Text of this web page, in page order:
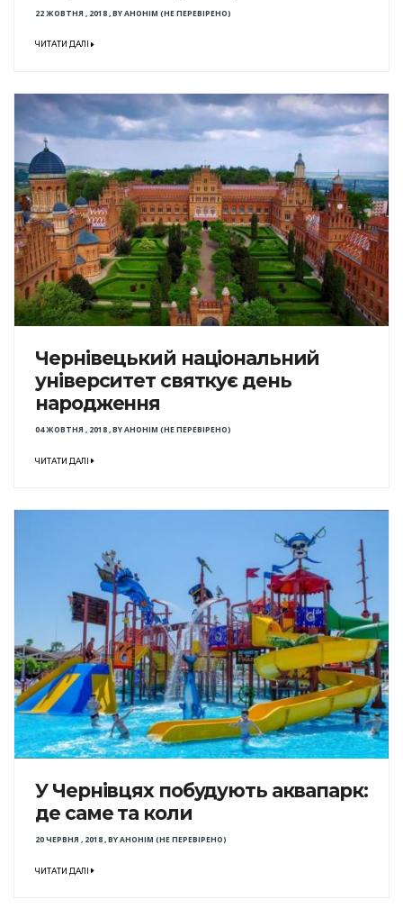
22 ЖОВТНЯ , 2018,BYАНОНІМ (НЕ ПЕРЕВІРЕНО)
ЧИТАТИ ДАЛІ
Чернівецький національний
університет святкує день
народження
04 ЖОВТНЯ , 2018,BYАНОНІМ (НЕ ПЕРЕВІРЕНО)
ЧИТАТИ ДАЛІ
У Чернівцях побудують аквапарк:
де саме та коли
20 ЧЕРВНЯ , 2018,BYАНОНІМ (НЕ ПЕРЕВІРЕНО)
ЧИТАТИ ДАЛІ